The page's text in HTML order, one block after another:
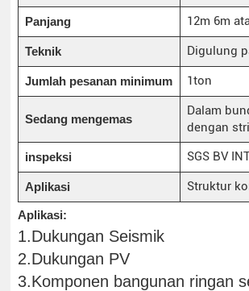
Panjang 12m 6m
Teknik Digulung
Jumlah pesanan minimum 1ton
Sedang mengemas
Dalam
dengan
inspeksi SGS BV
Aplikasi Struktur
Aplikasi:
1.Dukungan Seismik
2.Dukungan PV
3.Komponen bangunan ringan